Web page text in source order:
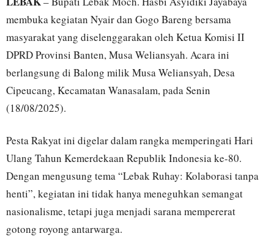
membuka kegiatan Nyair dan Gogo Bareng bersama
masyarakat yang diselenggarakan oleh Ketua Komisi II
DPRD Provinsi Banten, Musa Weliansyah. Acara ini
berlangsung di Balong milik Musa Weliansyah, Desa
Cipeucang, Kecamatan Wanasalam, pada Senin
(18/08/2025).
Pesta Rakyat ini digelar dalam rangka memperingati Hari
Ulang Tahun Kemerdekaan Republik Indonesia ke-80.
Dengan mengusung tema “Lebak Ruhay: Kolaborasi tanpa
henti”, kegiatan ini tidak hanya meneguhkan semangat
nasionalisme, tetapi juga menjadi sarana mempererat
gotong royong antarwarga.